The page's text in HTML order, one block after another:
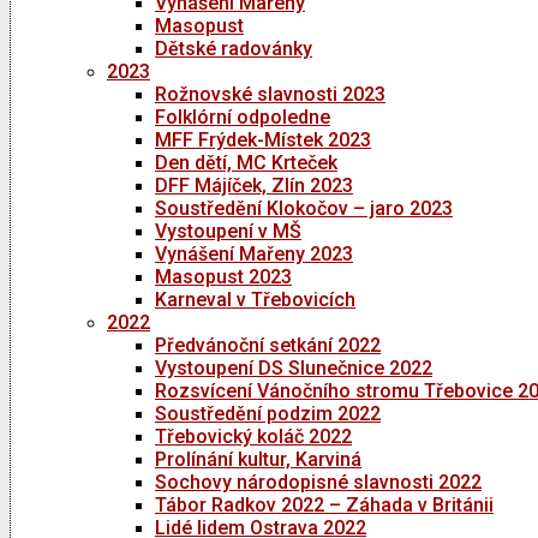
Masopust
Dětské radovánky
2023
Rožnovské slavnosti 2023
Folklórní odpoledne
MFF Frýdek-Místek 2023
Den dětí, MC Krteček
DFF Májíček, Zlín 2023
Soustředění Klokočov – jaro 2023
Vystoupení v MŠ
Vynášení Mařeny 2023
Masopust 2023
Karneval v Třebovicích
2022
Předvánoční setkání 2022
Vystoupení DS Slunečnice 2022
Rozsvícení Vánočního stromu Třebovice
Soustředění podzim 2022
Třebovický koláč 2022
Prolínání kultur, Karviná
Sochovy národopisné slavnosti 2022
Tábor Radkov 2022 – Záhada v Británii
Lidé lidem Ostrava 2022